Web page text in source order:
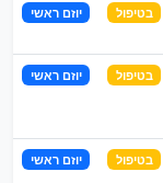
בטיפול יוזם ראשי
בטיפול יוזם ראשי
בטיפול יוזם ראשי